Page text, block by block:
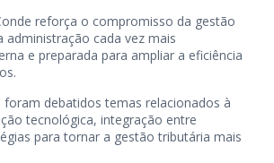
reforça o compromisso da gestão
administração cada vez mais
e preparada para ampliar a eficiência
foram debatidos temas relacionados à
tecnológica, integração entre
para tornar a gestão tributária mais